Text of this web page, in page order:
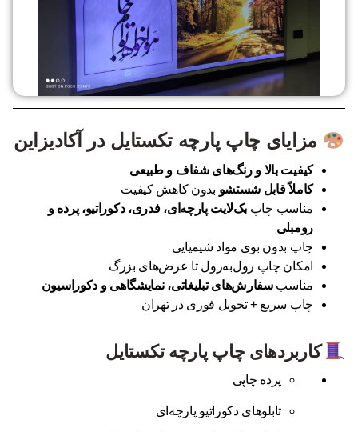
مزایای چاپ پارچه تکستایل در آکادیزاین
کیفیت بالا و رنگ‌های شفاف و طبیعی
کاملاً قابل شستشو بدون کاهش کیفیت
مناسب چاپ بک‌لایت پارچه‌ای، فدری، دکوراتیو، پرده و
رومبلی
چاپ بدون بوی مواد شیمیایی
امکان چاپ رول‌به‌رول تا عرض‌های بزرگ
مناسبسفارش‌های تبلیغاتی، نمایشگاهی و دکوراسیون
چاپ سریع + تحویل فوری در تهران
کاربردهای چاپ پارچه تکستایل
پرده چاپی
تابلوهای دکوراتیو پارچه‌ای